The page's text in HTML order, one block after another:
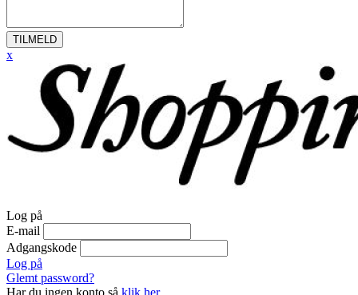
TILMELD
x
Log på
E-mail
Adgangskode
Log på
Glemt password?
Har du ingen konto så klik her